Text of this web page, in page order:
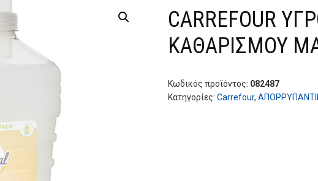
ΠΡΟΣΦΟΡΕΣ
ΝΕΑ
ΕΠΙΚΟΙΝΩΝΙΑ
CARREFOUR
ΚΑΘΑΡΙΣΜΟΥ
Κωδικός προϊόντος: 082487
Κατηγορίες: Carrefour,